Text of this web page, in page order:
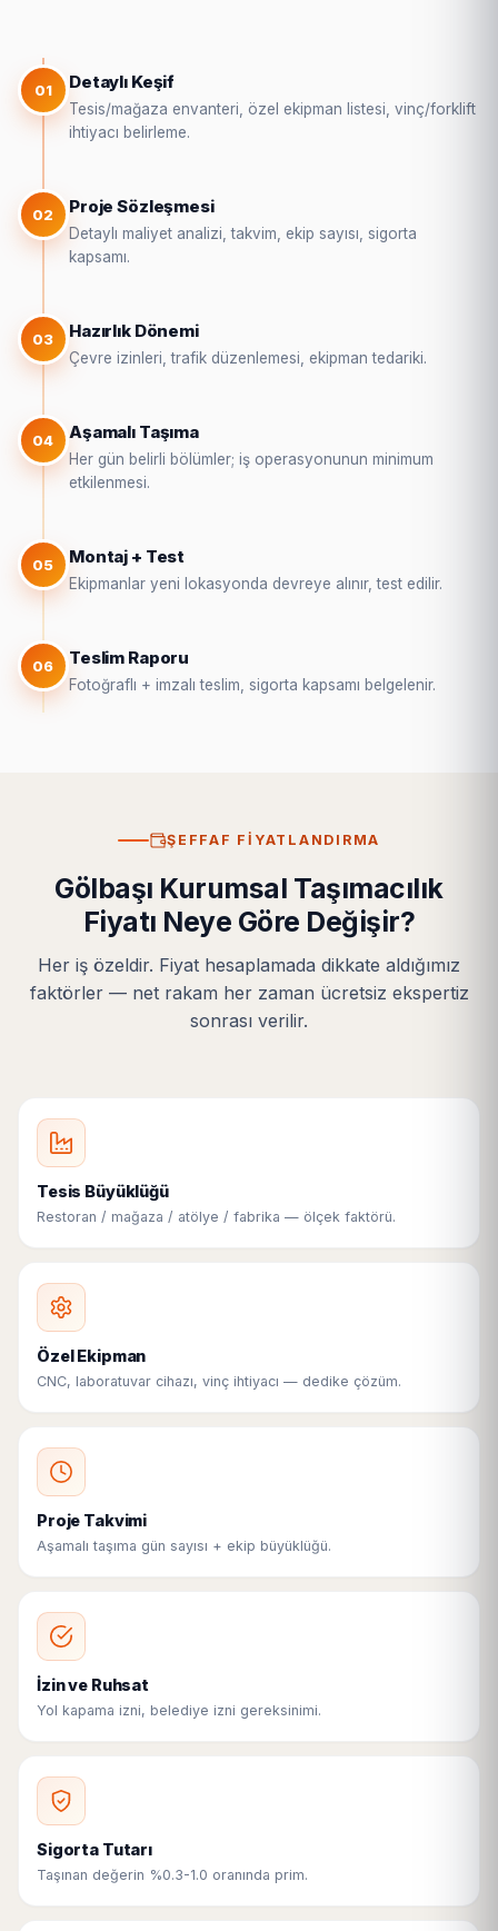
01 Detaylı Keşif
Tesis/mağaza envanteri, özel ekipman listesi, vinç/forklift
ihtiyacı belirleme.
02 Proje Sözleşmesi
Detaylı maliyet analizi, takvim, ekip sayısı, sigorta
kapsamı.
03 Hazırlık Dönemi
Çevre izinleri, trafik düzenlemesi, ekipman tedariki.
04 Aşamalı Taşıma
Her gün belirli bölümler; iş operasyonunun minimum
etkilenmesi.
05 Montaj + Test
Ekipmanlar yeni lokasyonda devreye alınır, test edilir.
06 Teslim Raporu
Fotoğraflı + imzalı teslim, sigorta kapsamı belgelenir.
ŞEFFAF FIYATLANDIRMA
Gölbaşı Kurumsal Taşımacılık
Fiyatı Neye Göre Değişir?
Her iş özeldir. Fiyat hesaplamada dikkate aldığımız
faktörler — net rakam her zaman ücretsiz ekspertiz
sonrası verilir.
Tesis Büyüklüğü
Restoran / mağaza / atölye / fabrika — ölçek faktörü.
Özel Ekipman
CNC, laboratuvar cihazı, vinç ihtiyacı — dedike çözüm.
Proje Takvimi
Aşamalı taşıma gün sayısı + ekip büyüklüğü.
İzin ve Ruhsat
Yol kapama izni, belediye izni gereksinimi.
Sigorta Tutarı
Taşınan değerin %0.3-1.0 oranında prim.